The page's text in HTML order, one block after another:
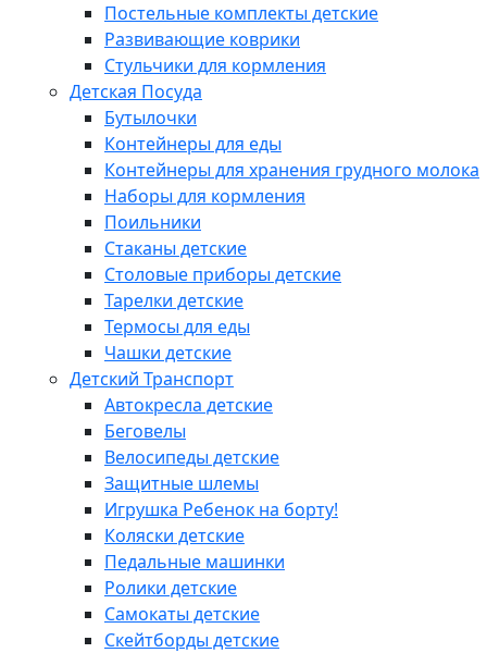
Постельные комплекты детские
Развивающие коврики
Стульчики для кормления
Детская Посуда
Бутылочки
Контейнеры для еды
Контейнеры для хранения грудного молока
Наборы для кормления
Поильники
Стаканы детские
Столовые приборы детские
Тарелки детские
Термосы для еды
Чашки детские
Детский Транспорт
Автокресла детские
Беговелы
Велосипеды детские
Защитные шлемы
Игрушка Ребенок на борту!
Коляски детские
Педальные машинки
Ролики детские
Самокаты детские
Скейтборды детские